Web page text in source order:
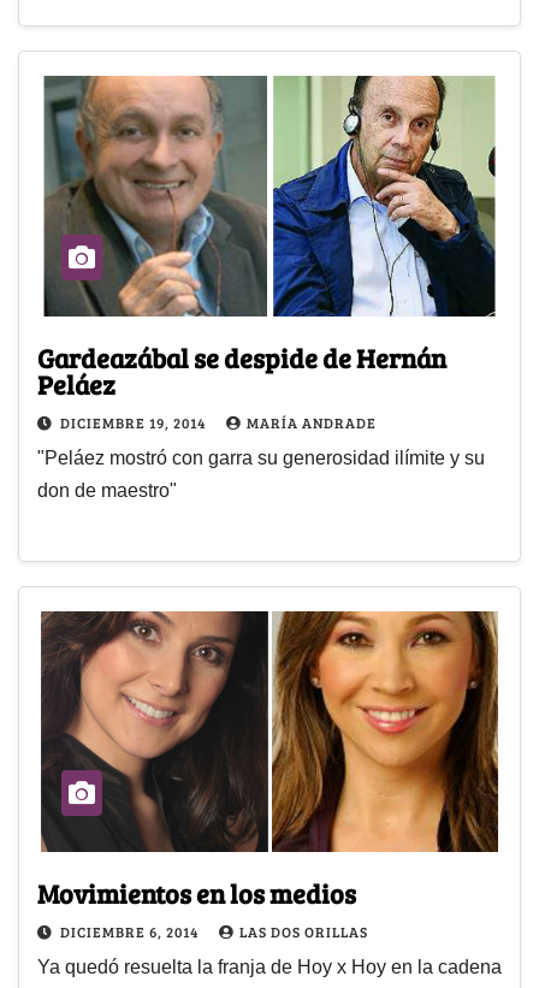
Gardeazábal se despide de Hernán
Peláez
DICIEMBRE 19, 2014 MARÍA ANDRADE
"Peláez mostró con garra su generosidad ilímite y su
don de maestro"
Movimientos en los medios
DICIEMBRE 6, 2014 LAS DOS ORILLAS
Ya quedó resuelta la franja de Hoy x Hoy en la cadena